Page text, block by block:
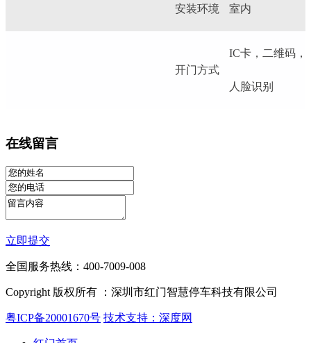
安装环境 室内
开门方式
IC卡，二维码，
人脸识别
在线留言
立即提交
全国服务热线：400-7009-008
Copyright 版权所有 ：深圳市红门智慧停车科技有限公司
粤ICP备20001670号 技术支持：深度网